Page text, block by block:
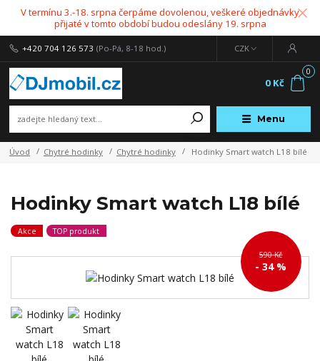
V termínu 3.-18. srpna čerpáme dovolenou, veškeré objednávky
přijaté v tomto období budou odeslány 19. srpna
Menu
CZK
+420 704 126 573 (Po-Pá, 8-18 hod.)
0
0 Kč
Úvod Chytré hodinky Chytré hodinky Hodinky Smart watch L18 bílé
Hodinky Smart watch L18 bílé
Akce TOP produkt
590 Kč
- 34 %